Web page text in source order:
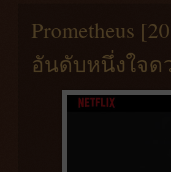
Prometheus
อันดับหนึ่งใจด